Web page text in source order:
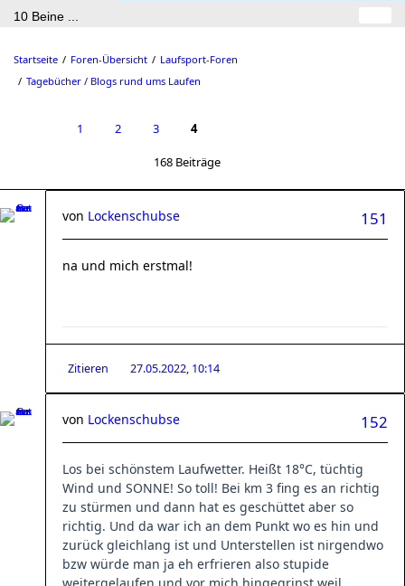
10 Beine ...
Startseite Foren-Übersicht
Laufsport-Foren
Tagebücher / Blogs rund ums Laufen
1 2 3 4
168 Beiträge
151
von Lockenschubse
na und mich erstmal!
Zitieren 27.05.2022, 10:14
152
von Lockenschubse
​Los bei schönstem Laufwetter. Heißt 18°C, tüchtig
Wind und SONNE! So toll! Bei km 3 fing es an richtig
zu stürmen und dann hat es geschüttet aber so
richtig. Und da war ich an dem Punkt wo es hin und
zurück gleichlang ist und Unterstellen ist nirgendwo
bzw würde man ja eh erfrieren also stupide